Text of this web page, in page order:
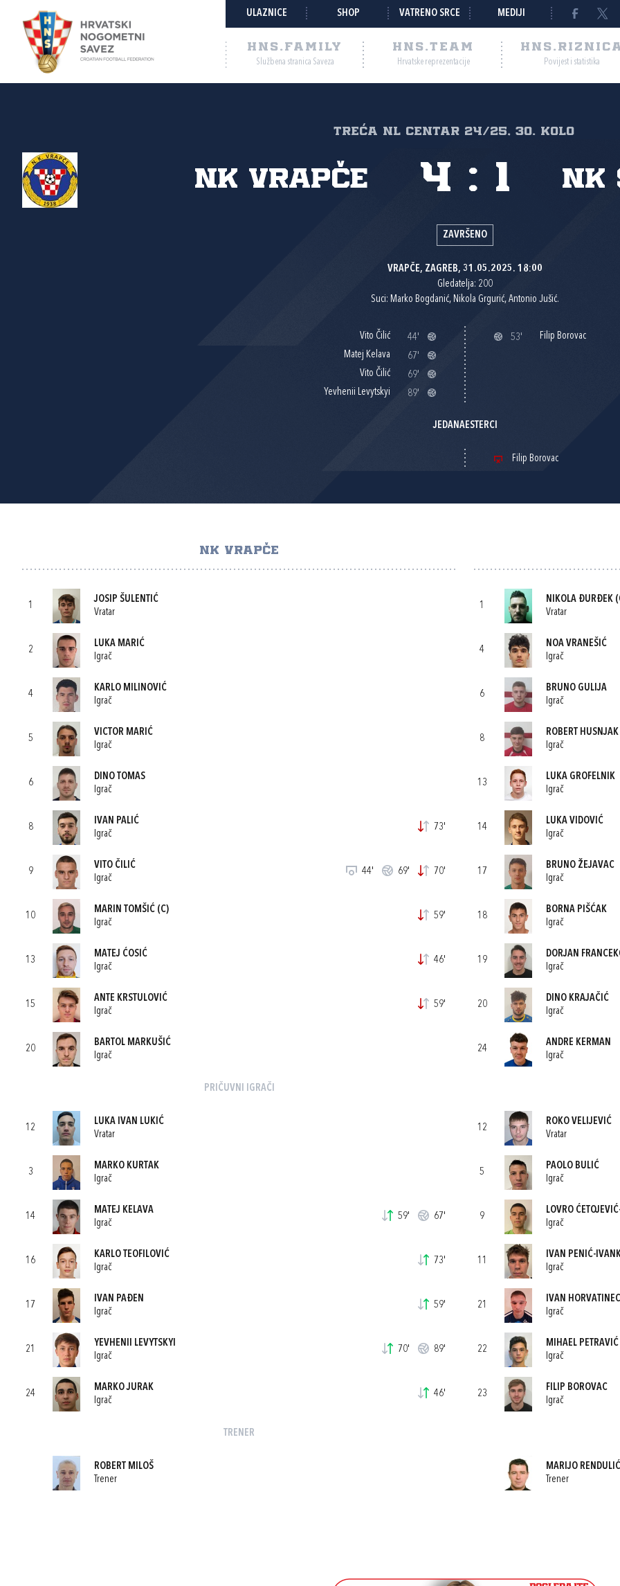
ULAZNICE SHOP VATRENO SRCE MEDIJI
HNS.FAMILY
Službena stranica Saveza
HNS.TEAM
Hrvatske reprezentacije Povijest i statistika
Treća NL Centar 24/25, 30. kolo
NK Vrapče NK
4 : 1
ZAVRŠENO
VRAPČE, ZAGREB, 31.05.2025. 18:00
Gledatelja: 200
Suci: Marko Bogdanić, Nikola Grgurić, Antonio Jušić.
Vito Čilić
44'
Matej Kelava
67'
Vito Čilić
69'
Yevhenii Levytskyi
89'
53' Filip Borovac
JEDANAESTERCI
Filip Borovac
NK VRAPČE
1
JOSIP ŠULENTIĆ
Vratar
2
LUKA MARIĆ
Igrač
4
KARLO MILINOVIĆ
Igrač
5
VICTOR MARIĆ
Igrač
6
DINO TOMAS
Igrač
8
IVAN PALIĆ
Igrač
73'
9
VITO ČILIĆ
Igrač
44' 69' 70'
10
MARIN TOMŠIĆ (C)
Igrač
59'
13
MATEJ ĆOSIĆ
Igrač
46'
15
ANTE KRSTULOVIĆ
Igrač
59'
20
BARTOL MARKUŠIĆ
Igrač
PRIČUVNI IGRAČI
12
LUKA IVAN LUKIĆ
Vratar
3
MARKO KURTAK
Igrač
14
MATEJ KELAVA
Igrač
59' 67'
16
KARLO TEOFILOVIĆ
Igrač
73'
17
IVAN PAĐEN
Igrač
59'
21
YEVHENII LEVYTSKYI
Igrač
70' 89'
24
MARKO JURAK
Igrač
46'
TRENER
ROBERT MILOŠ
Trener
1
NIKOLA ĐURĐEK
Vratar
4
NOA VRANEŠIĆ
Igrač
6
BRUNO GULIJA
Igrač
8
ROBERT HUSNJAK
Igrač
13
LUKA GROFELNIK
Igrač
14
LUKA VIDOVIĆ
Igrač
17
BRUNO ŽEJAVAC
Igrač
18
BORNA PIŠĆAK
Igrač
19
DORJAN
Igrač
20
DINO KRAJAČIĆ
Igrač
24
ANDRE KERMAN
Igrač
12
ROKO VELIJEVIĆ
Vratar
5
PAOLO BULIĆ
Igrač
9
LOVRO
Igrač
11
IVAN PENIĆ-
Igrač
21
IVAN HORVATINEC
Igrač
22
MIHAEL PETRAVIĆ
Igrač
23
FILIP BOROVAC
Igrač
MARIJO RENDULIĆ
Trener